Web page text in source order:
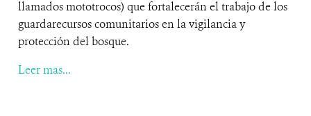
llamados mototrocos) que fortalecerán el trabajo de los
guardarecursos comunitarios en la vigilancia y
protección del bosque.
Leer mas...